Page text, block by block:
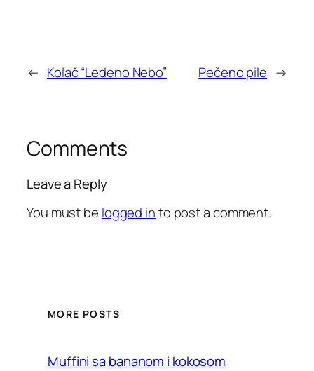
← Kolač “Ledeno Nebo” Pečeno pile →
Comments
Leave a Reply
You must be logged into post a comment.
MORE POSTS
Muffini sa bananom i kokosom